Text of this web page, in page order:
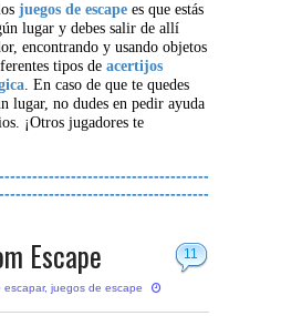
juegos de escape es que estás
lugar y debes salir de allí
encontrando y usando objetos
tipos de acertijos
. En caso de que te quedes
lugar, no dudes en pedir ayuda
¡Otros jugadores te
11
Escape
escapar, juegos de escape